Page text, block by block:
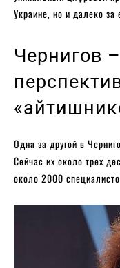
Украине, но и далеко за
Чернигов
Одна за другой в
Сейчас их около трех
около 2000